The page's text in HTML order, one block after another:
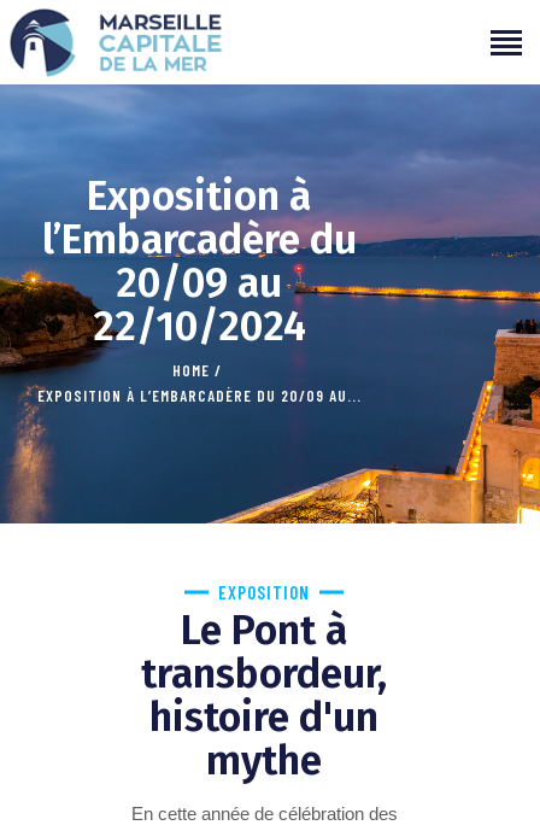
Exposition à
l’Embarcadère du
20/09 au
22/10/2024
HOME
EXPOSITION À L’EMBARCADÈRE DU 20/09 AU...
CAMPAGNES
ÉVÉNEMENTS PASSÉS
MÉDIAS
PARTENAIRES
CONTACTS
EXPOSITION
Le Pont à
transbordeur,
histoire d'un
mythe
En cette année de célébration des